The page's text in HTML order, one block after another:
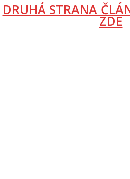
DRUHÁ STRANA
ZDE